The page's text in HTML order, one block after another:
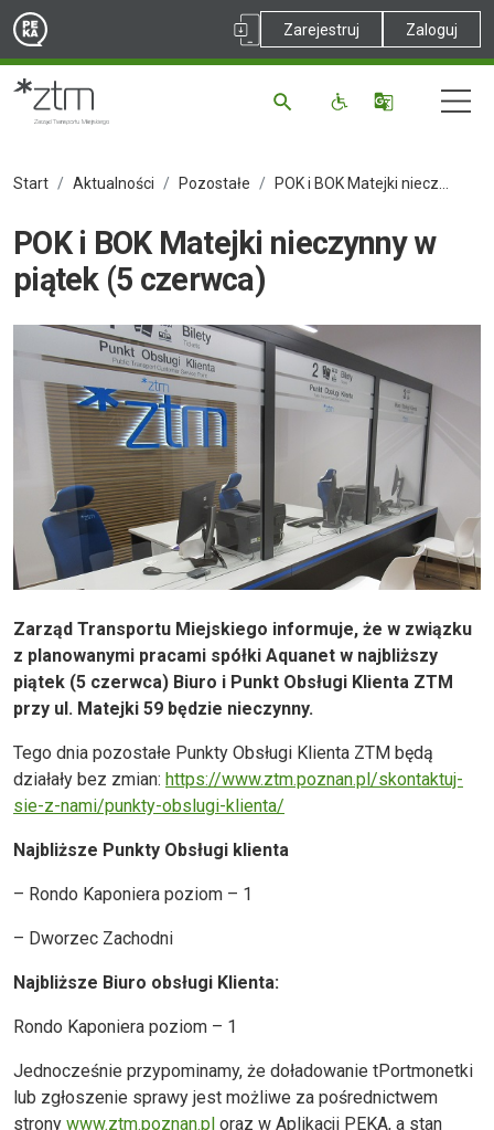
Zarejestruj Zaloguj
Start Aktualności Pozostałe POK i BOK Matejki nieczynny w piątek (5 czerwca)
POK i BOK Matejki nieczynny w
piątek (5 czerwca)
Zarząd Transportu Miejskiego informuje, że w związku
z planowanymi pracami spółki Aquanet w najbliższy
piątek (5 czerwca) Biuro i Punkt Obsługi Klienta ZTM
przy ul. Matejki 59 będzie nieczynny.
Tego dnia pozostałe Punkty Obsługi Klienta ZTM będą
działały bez zmian: https://www.ztm.poznan.pl/skontaktuj-
sie-z-nami/punkty-obslugi-klienta/
Najbliższe Punkty Obsługi klienta
– Rondo Kaponiera poziom – 1
– Dworzec Zachodni
Najbliższe Biuro obsługi Klienta:
Rondo Kaponiera poziom – 1
Jednocześnie przypominamy, że doładowanie tPortmonetki
lub zgłoszenie sprawy jest możliwe za pośrednictwem
strony www.ztm.poznan.pl oraz w Aplikacji PEKA, a stan